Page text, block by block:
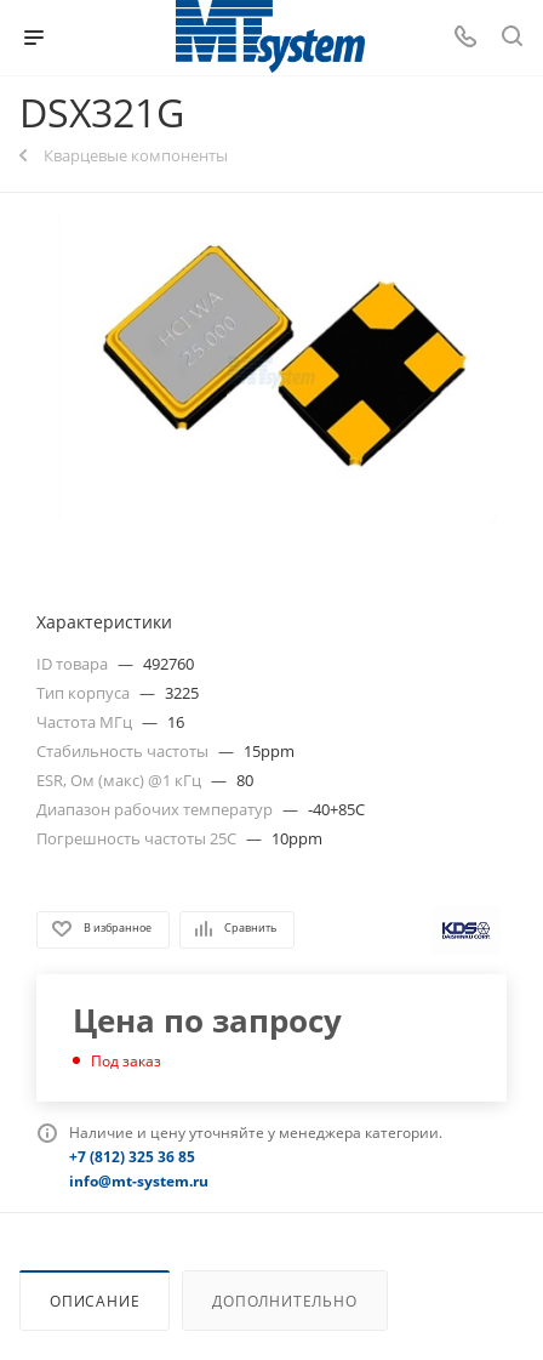
DSX321G
Кварцевые компоненты
Характеристики
ID товара — 492760
Тип корпуса — 3225
Частота МГц — 16
Стабильность частоты — 15ppm
ESR, Ом (макс) @1 кГц — 80
Диапазон рабочих температур — -40+85C
Погрешность частоты 25С — 10ppm
В избранное Сравнить
Цена по запросу
Под заказ
Наличие и цену уточняйте у менеджера категории.
+7 (812) 325 36 85
info@mt-system.ru
ОПИСАНИЕ ДОПОЛНИТЕЛЬНО